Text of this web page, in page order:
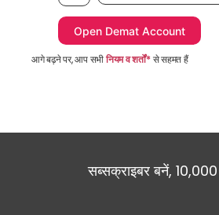
आगे बढ़ने पर, आप सभीनियम व शर्तों*से सहमत हैं
सब्सक्राइबर बनें,